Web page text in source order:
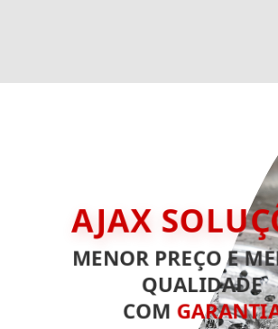
AJAX
MENOR PREÇO E
QUALIDADE
COM